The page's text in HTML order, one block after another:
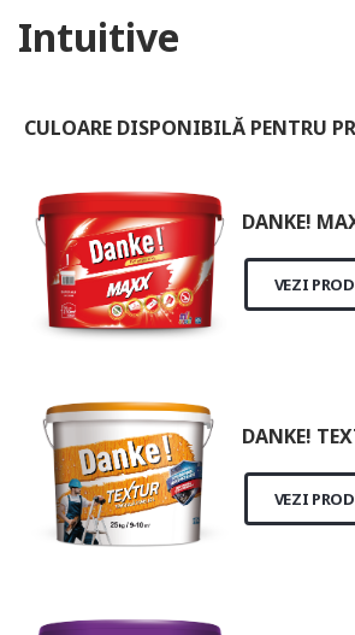
Intuitive
CULOARE DISPONIBILĂ PENTRU
DANKE!
VEZI
DANKE!
VEZI